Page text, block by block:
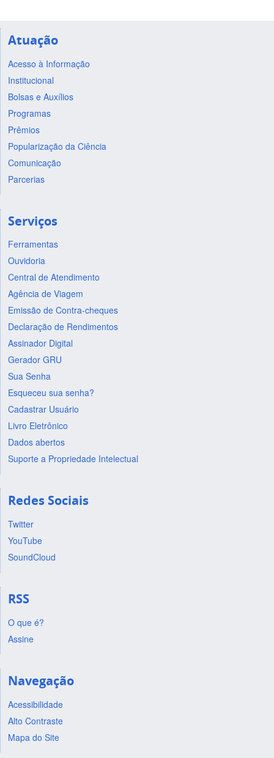
Atuação
Acesso à Informação
Institucional
Bolsas e Auxílios
Programas
Prêmios
Popularização da Ciência
Comunicação
Parcerias
Serviços
Ferramentas
Ouvidoria
Central de Atendimento
Agência de Viagem
Emissão de Contra-cheques
Declaração de Rendimentos
Assinador Digital
Gerador GRU
Sua Senha
Esqueceu sua senha?
Cadastrar Usuário
Livro Eletrônico
Dados abertos
Suporte a Propriedade Intelectual
Redes Sociais
Twitter
YouTube
SoundCloud
RSS
O que é?
Assine
Navegação
Acessibilidade
Alto Contraste
Mapa do Site